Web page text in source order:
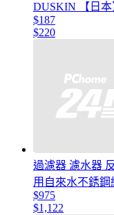
DUSKIN 【日
$187
$220
過濾器 濾水器
用自來水不銹鋼
$975
$1,122